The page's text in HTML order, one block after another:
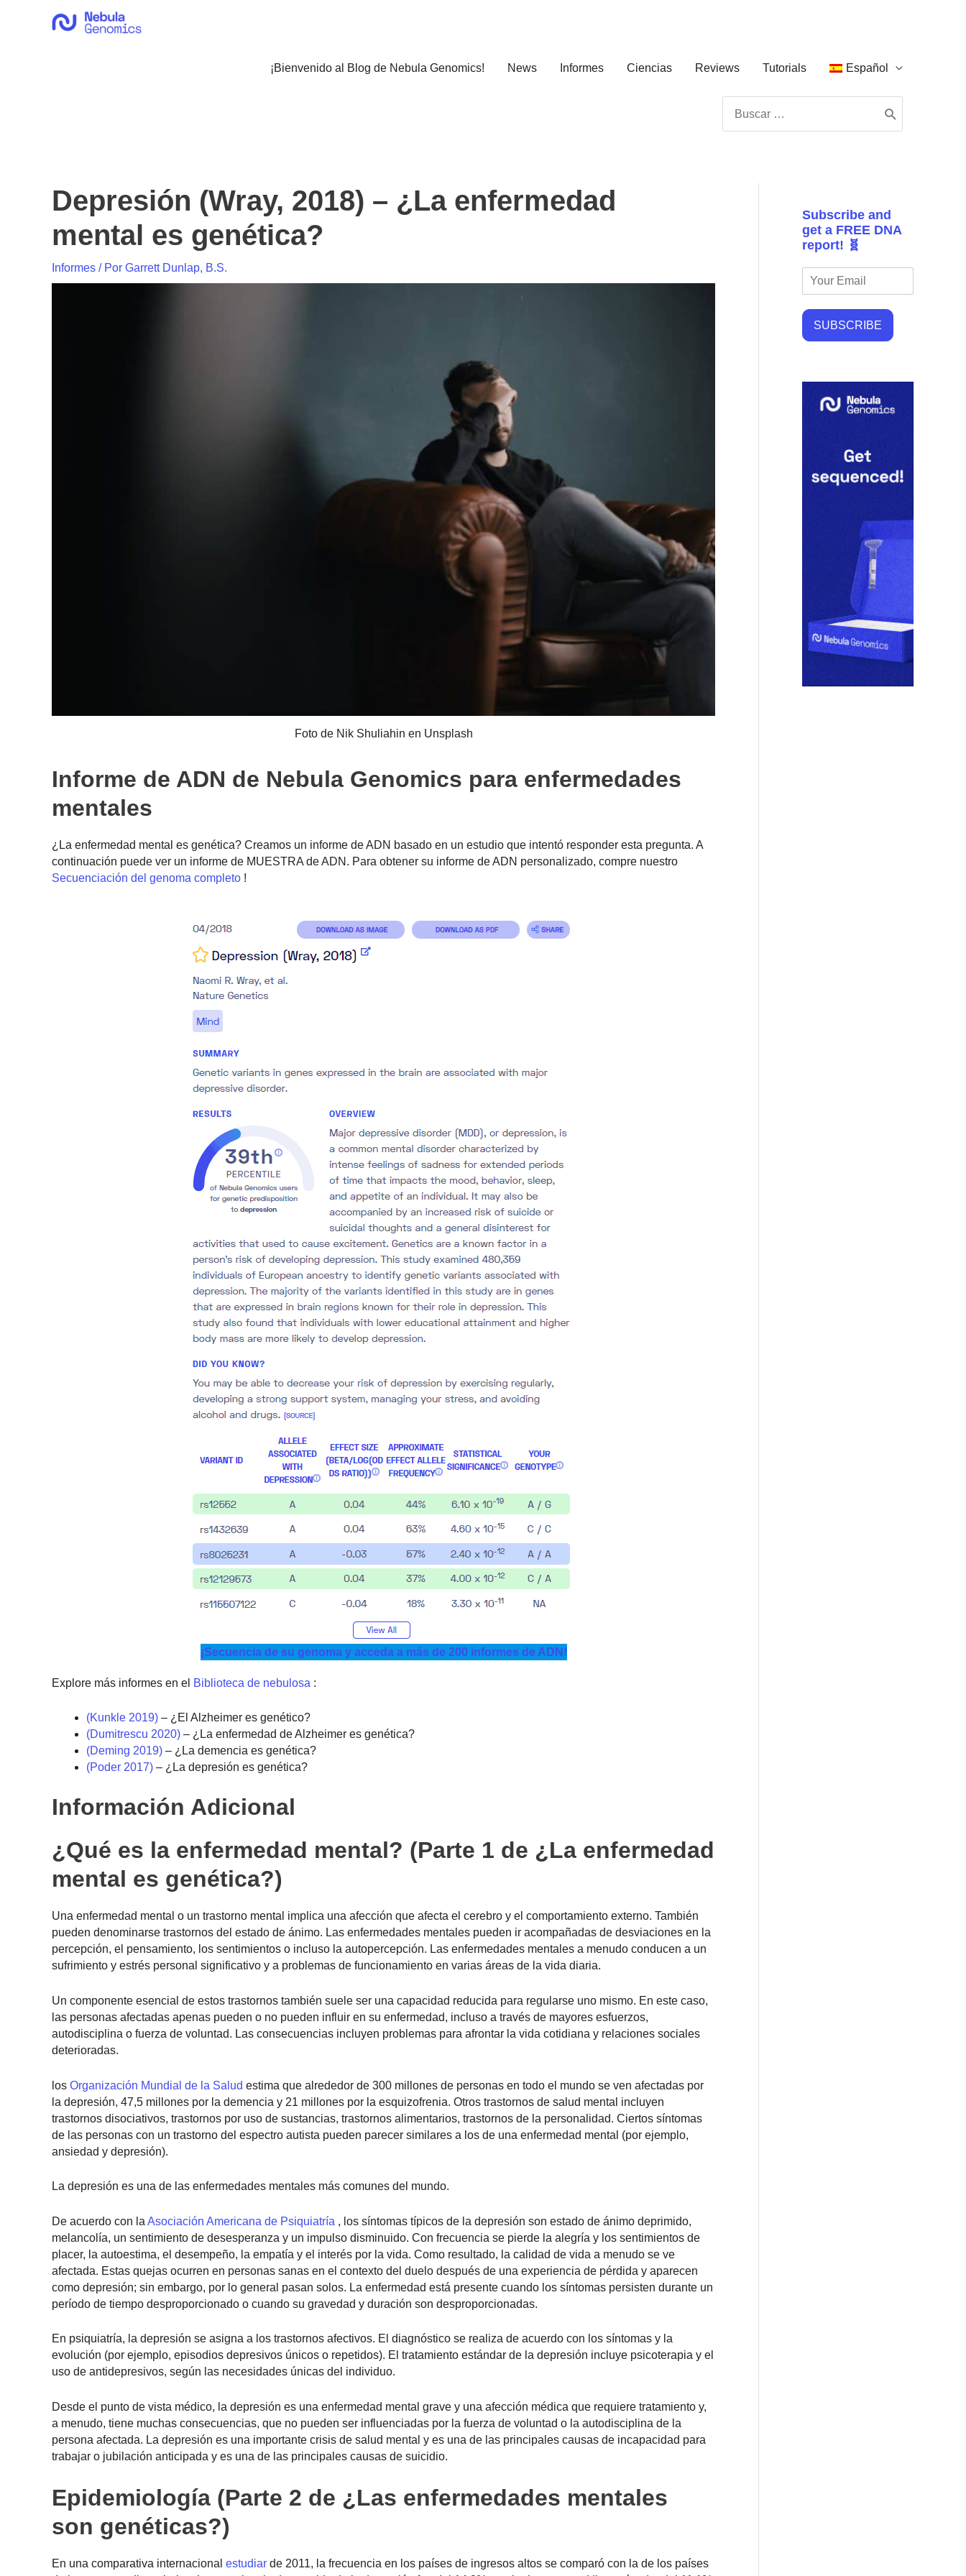
¡Bienvenido al Blog de Nebula Genomics! News Informes Ciencias Reviews Tutorials Español
por:
Depresión (Wray, 2018) – ¿La enfermedad
mental es genética?
Informes / Por Garrett Dunlap, B.S.
Foto de Nik Shuliahin en Unsplash
Informe de ADN de Nebula Genomics para enfermedades
mentales
¿La enfermedad mental es genética? Creamos un informe de ADN basado en un estudio que intentó responder esta pregunta. A
continuación puede ver un informe de MUESTRA de ADN. Para obtener su informe de ADN personalizado, compre nuestro
Secuenciación del genoma completo !
¡Secuencia de su genoma y acceda a más de 200 informes de ADN!
Explore más informes en el Biblioteca de nebulosa :
(Kunkle 2019) – ¿El Alzheimer es genético?
(Dumitrescu 2020) – ¿La enfermedad de Alzheimer es genética?
(Deming 2019) – ¿La demencia es genética?
(Poder 2017) – ¿La depresión es genética?
Información Adicional
¿Qué es la enfermedad mental? (Parte 1 de ¿La enfermedad
mental es genética?)
Una enfermedad mental o un trastorno mental implica una afección que afecta el cerebro y el comportamiento externo. También
pueden denominarse trastornos del estado de ánimo. Las enfermedades mentales pueden ir acompañadas de desviaciones en la
percepción, el pensamiento, los sentimientos o incluso la autopercepción. Las enfermedades mentales a menudo conducen a un
sufrimiento y estrés personal significativo y a problemas de funcionamiento en varias áreas de la vida diaria.
Un componente esencial de estos trastornos también suele ser una capacidad reducida para regularse uno mismo. En este caso,
las personas afectadas apenas pueden o no pueden influir en su enfermedad, incluso a través de mayores esfuerzos,
autodisciplina o fuerza de voluntad. Las consecuencias incluyen problemas para afrontar la vida cotidiana y relaciones sociales
deterioradas.
los Organización Mundial de la Salud estima que alrededor de 300 millones de personas en todo el mundo se ven afectadas por
la depresión, 47,5 millones por la demencia y 21 millones por la esquizofrenia. Otros trastornos de salud mental incluyen
trastornos disociativos, trastornos por uso de sustancias, trastornos alimentarios, trastornos de la personalidad. Ciertos síntomas
de las personas con un trastorno del espectro autista pueden parecer similares a los de una enfermedad mental (por ejemplo,
ansiedad y depresión).
La depresión es una de las enfermedades mentales más comunes del mundo.
De acuerdo con la Asociación Americana de Psiquiatría , los síntomas típicos de la depresión son estado de ánimo deprimido,
melancolía, un sentimiento de desesperanza y un impulso disminuido. Con frecuencia se pierde la alegría y los sentimientos de
placer, la autoestima, el desempeño, la empatía y el interés por la vida. Como resultado, la calidad de vida a menudo se ve
afectada. Estas quejas ocurren en personas sanas en el contexto del duelo después de una experiencia de pérdida y aparecen
como depresión; sin embargo, por lo general pasan solos. La enfermedad está presente cuando los síntomas persisten durante un
período de tiempo desproporcionado o cuando su gravedad y duración son desproporcionadas.
En psiquiatría, la depresión se asigna a los trastornos afectivos. El diagnóstico se realiza de acuerdo con los síntomas y la
evolución (por ejemplo, episodios depresivos únicos o repetidos). El tratamiento estándar de la depresión incluye psicoterapia y el
uso de antidepresivos, según las necesidades únicas del individuo.
Desde el punto de vista médico, la depresión es una enfermedad mental grave y una afección médica que requiere tratamiento y,
a menudo, tiene muchas consecuencias, que no pueden ser influenciadas por la fuerza de voluntad o la autodisciplina de la
persona afectada. La depresión es una importante crisis de salud mental y es una de las principales causas de incapacidad para
trabajar o jubilación anticipada y es una de las principales causas de suicidio.
Epidemiología (Parte 2 de ¿Las enfermedades mentales
son genéticas?)
En una comparativa internacional estudiar de 2011, la frecuencia en los países de ingresos altos se comparó con la de los países
Subscribe and
get a FREE DNA
report! 🧬
SUBSCRIBE